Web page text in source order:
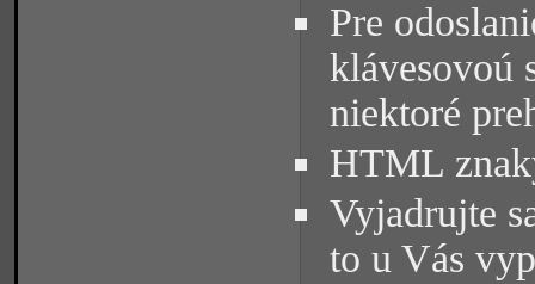
Pre
klávesovoú
niektoré
HTML
Vyjadrujte
to u Vás